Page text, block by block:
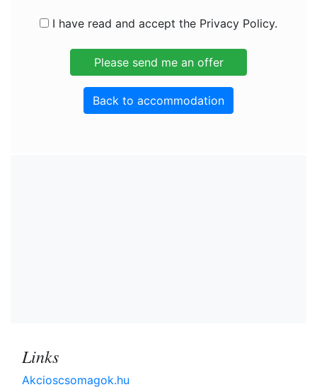
I have read and accept the Privacy Policy.
Back to accommodation
Links
Akcioscsomagok.hu